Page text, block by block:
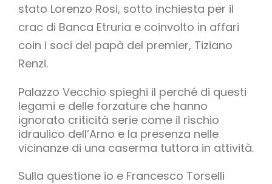
stato Lorenzo Rosi, sotto inchiesta per il
crac di Banca Etruria e coinvolto in affari
coin i soci del papà del premier, Tiziano
Renzi.
Palazzo Vecchio spieghi il perché di questi
legami e delle forzature che hanno
ignorato criticità serie come il rischio
idraulico dell’Arno e la presenza nelle
vicinanze di una caserma tuttora in attività.
Sulla questione io e Francesco Torselli